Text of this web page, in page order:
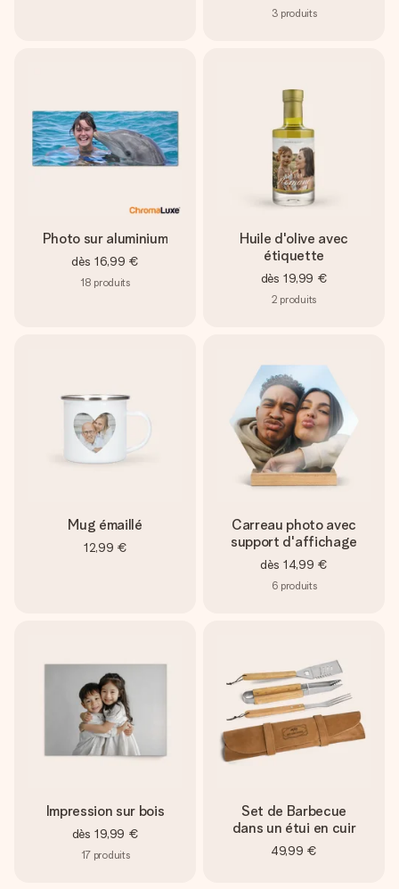
3 produits
Photo sur aluminium
dès 16,99 €
18 produits
Huile d'olive avec
étiquette
dès 19,99 €
2 produits
Mug émaillé
12,99 €
Carreau photo avec
support d'affichage
dès 14,99 €
6 produits
Impression sur bois
dès 19,99 €
17 produits
Set de Barbecue
dans un étui en cuir
49,99 €